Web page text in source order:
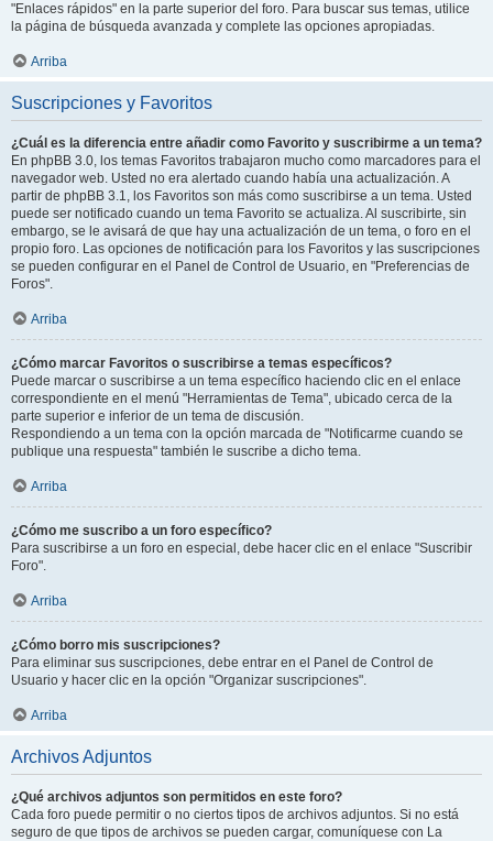
"Enlaces rápidos" en la parte superior del foro. Para buscar sus temas, utilice
la página de búsqueda avanzada y complete las opciones apropiadas.
Arriba
Suscripciones y Favoritos
¿Cuál es la diferencia entre añadir como Favorito y suscribirme a un tema?
En phpBB 3.0, los temas Favoritos trabajaron mucho como marcadores para el
navegador web. Usted no era alertado cuando había una actualización. A
partir de phpBB 3.1, los Favoritos son más como suscribirse a un tema. Usted
puede ser notificado cuando un tema Favorito se actualiza. Al suscribirte, sin
embargo, se le avisará de que hay una actualización de un tema, o foro en el
propio foro. Las opciones de notificación para los Favoritos y las suscripciones
se pueden configurar en el Panel de Control de Usuario, en "Preferencias de
Foros".
Arriba
¿Cómo marcar Favoritos o suscribirse a temas específicos?
Puede marcar o suscribirse a un tema específico haciendo clic en el enlace
correspondiente en el menú "Herramientas de Tema", ubicado cerca de la
parte superior e inferior de un tema de discusión.
Respondiendo a un tema con la opción marcada de "Notificarme cuando se
publique una respuesta" también le suscribe a dicho tema.
Arriba
¿Cómo me suscribo a un foro específico?
Para suscribirse a un foro en especial, debe hacer clic en el enlace "Suscribir
Foro".
Arriba
¿Cómo borro mis suscripciones?
Para eliminar sus suscripciones, debe entrar en el Panel de Control de
Usuario y hacer clic en la opción "Organizar suscripciones".
Arriba
Archivos Adjuntos
¿Qué archivos adjuntos son permitidos en este foro?
Cada foro puede permitir o no ciertos tipos de archivos adjuntos. Si no está
seguro de que tipos de archivos se pueden cargar, comuníquese con La